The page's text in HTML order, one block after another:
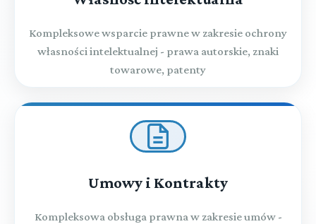
Kompleksowe wsparcie prawne w zakresie ochrony
własności intelektualnej - prawa autorskie, znaki
towarowe, patenty
Umowy i Kontrakty
Kompleksowa obsługa prawna w zakresie umów -